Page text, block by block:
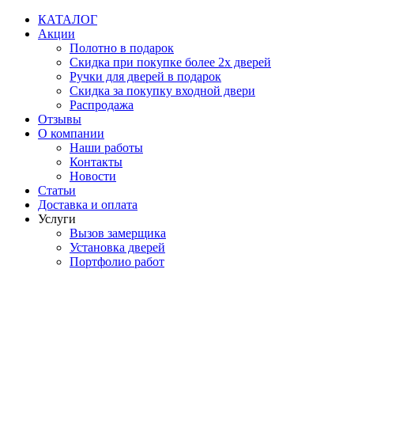
Перейти
содержимому
КАТАЛОГ
Акции
Полотно в подарок
Скидка при покупке более 2х дверей
Ручки для дверей в подарок
Скидка за покупку входной двери
Распродажа
Отзывы
О компании
Наши работы
Контакты
Новости
Статьи
Доставка и оплата
Услуги
Вызов замерщика
Установка дверей
Портфолио работ